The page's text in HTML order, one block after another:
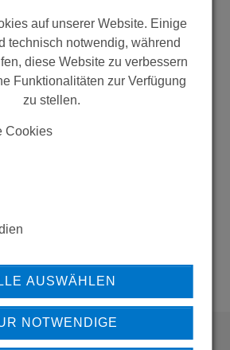
1320, 3/4 IG - 3/4
auf unserer Website. Einige
technisch notwendig, während
diese Website zu verbessern
Funktionalitäten zur Verfügung
zu stellen.
Cookies
AUSWÄHLEN
NOTWENDIGE